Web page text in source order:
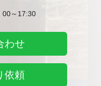
00～17:30
わせ
依頼